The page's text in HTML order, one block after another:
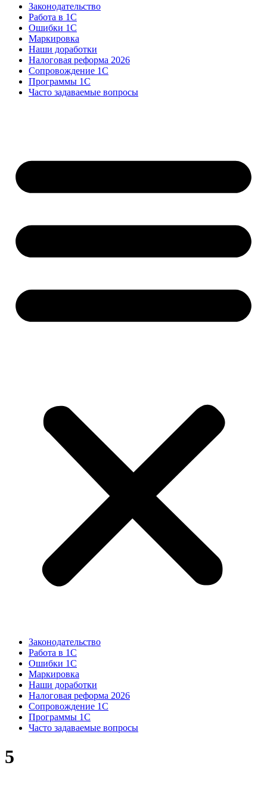
Законодательство
Работа в 1С
Ошибки 1С
Маркировка
Наши доработки
Налоговая реформа 2026
Сопровождение 1С
Программы 1С
Часто задаваемые вопросы
Законодательство
Работа в 1С
Ошибки 1С
Маркировка
Наши доработки
Налоговая реформа 2026
Сопровождение 1С
Программы 1С
Часто задаваемые вопросы
5